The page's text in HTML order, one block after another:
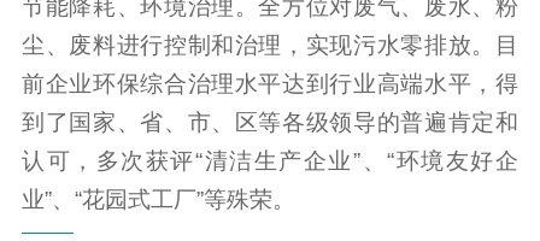
节能降耗、环境治理。全方位对废气、废水、粉
尘、废料进行控制和治理，实现污水零排放。目
前企业环保综合治理水平达到行业高端水平，得
到了国家、省、市、区等各级领导的普遍肯定和
认可，多次获评“清洁生产企业”、“环境友好企
业”、“花园式工厂”等殊荣。